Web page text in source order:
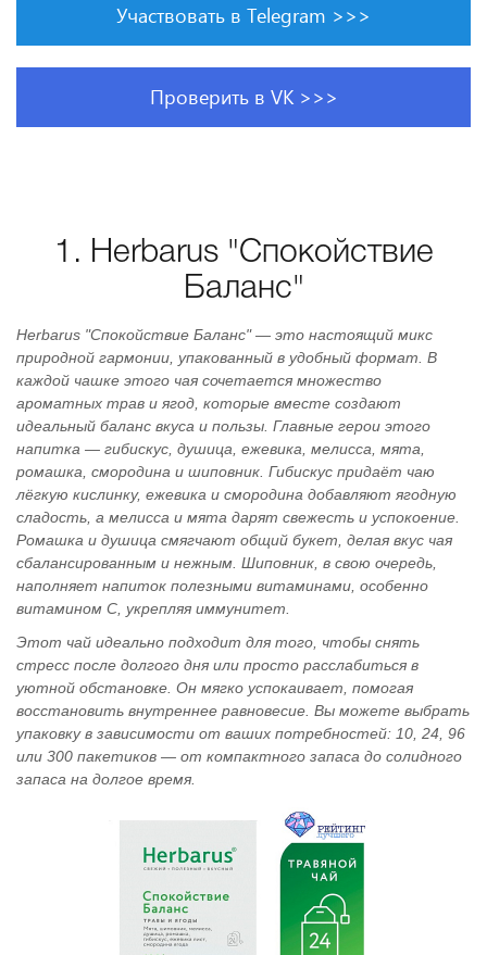
Участвовать в Telegram >>>
Проверить в VK >>>
1. Herbarus "Спокойствие
Баланс"
Herbarus "Спокойствие Баланс" — это настоящий микс
природной гармонии, упакованный в удобный формат. В
каждой чашке этого чая сочетается множество
ароматных трав и ягод, которые вместе создают
идеальный баланс вкуса и пользы. Главные герои этого
напитка — гибискус, душица, ежевика, мелисса, мята,
ромашка, смородина и шиповник. Гибискус придаёт чаю
лёгкую кислинку, ежевика и смородина добавляют ягодную
сладость, а мелисса и мята дарят свежесть и успокоение.
Ромашка и душица смягчают общий букет, делая вкус чая
сбалансированным и нежным. Шиповник, в свою очередь,
наполняет напиток полезными витаминами, особенно
витамином C, укрепляя иммунитет.
Этот чай идеально подходит для того, чтобы снять
стресс после долгого дня или просто расслабиться в
уютной обстановке. Он мягко успокаивает, помогая
восстановить внутреннее равновесие. Вы можете выбрать
упаковку в зависимости от ваших потребностей: 10, 24, 96
или 300 пакетиков — от компактного запаса до солидного
запаса на долгое время.